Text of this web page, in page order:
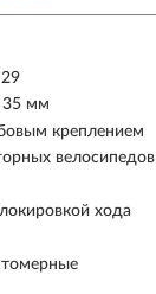
29
35 мм
креплением
велосипедов
хода